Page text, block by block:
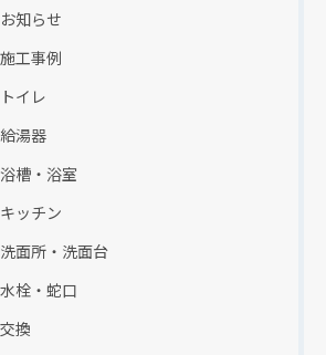
お知らせ
施工事例
トイレ
給湯器
浴槽・浴室
キッチン
洗面所・洗面台
水栓・蛇口
交換
ラシのページにジャンプします
ラシのページにジャンプします